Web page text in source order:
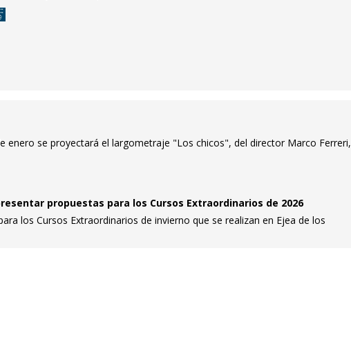
enero se proyectará el largometraje "Los chicos", del director Marco Ferreri,
propuestas para los Cursos Extraordinarios de 2026
los Cursos Extraordinarios de invierno que se realizan en Ejea de los